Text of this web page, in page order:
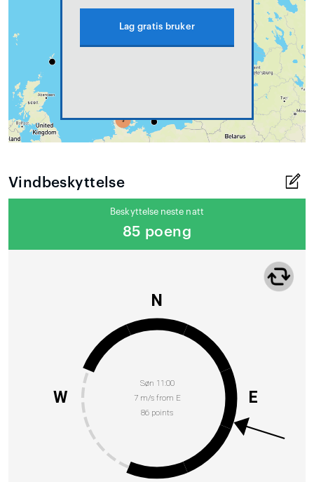
Lag gratis bruker
Vindbeskyttelse
Beskyttelse neste natt
85 poeng
Søn 11:00
7 m/s from E
86 points
N
E
W